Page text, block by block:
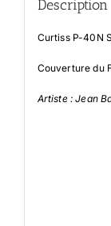
Description
Curtiss P-40N
Couverture du
Artiste : Jean